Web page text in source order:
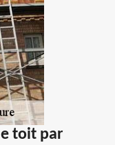
toit par